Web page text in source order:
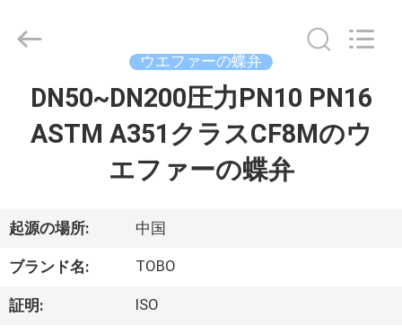
ダ
ク
ト
2021
GROUP
Reserved.
ウエファーの蝶弁
DN50~DN200圧力PN10 PN16
ASTM A351クラスCF8Mのウ
エファーの蝶弁
起源の場所: 中国
ブランド名: TOBO
証明: ISO